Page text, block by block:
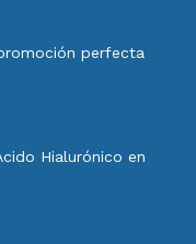
perfecta
Hialurónico en